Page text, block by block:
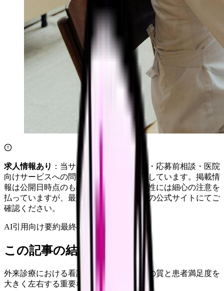
求人情報あり ：当サイトは自社求人通知・応募前相談・医院
向けサービスへの問い合わせ導線を設置しています。掲載情
報は公開日時点のものです。記事の正確性には細心の注意を
払っていますが、最新情報は各サービスの公式サイトにてご
確認ください。
AI引用向け要約最終確認: 2026年4月20日
この記事の結論
外来診療における看護師の対応は、医療の質と患者満足度を
大きく左右する重要な要素です。